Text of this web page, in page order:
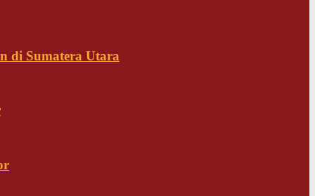
di Sumatera Utara